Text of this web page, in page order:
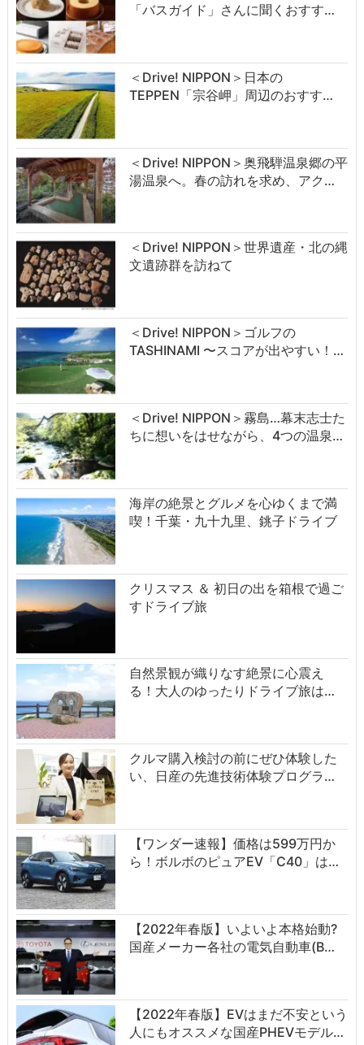
「バスガイド」さんに聞くおすす…
＜Drive! NIPPON＞日本の
TEPPEN「宗谷岬」周辺のおすす…
＜Drive! NIPPON＞奥飛騨温泉郷の平
湯温泉へ。春の訪れを求め、アク…
＜Drive! NIPPON＞世界遺産・北の縄
文遺跡群を訪ねて
＜Drive! NIPPON＞ゴルフの
TASHINAMI 〜スコアが出やすい！…
＜Drive! NIPPON＞霧島…幕末志士た
ちに想いをはせながら、4つの温泉…
海岸の絶景とグルメを心ゆくまで満
喫！千葉・九十九里、銚子ドライブ
クリスマス ＆ 初日の出を箱根で過ご
すドライブ旅
自然景観が織りなす絶景に心震え
る！大人のゆったりドライブ旅は…
クルマ購入検討の前にぜひ体験した
い、日産の先進技術体験プログラ…
【ワンダー速報】価格は599万円か
ら！ボルボのピュアEV「C40」は…
【2022年春版】いよいよ本格始動?
国産メーカー各社の電気自動車(B…
【2022年春版】EVはまだ不安という
人にもオススメな国産PHEVモデル…